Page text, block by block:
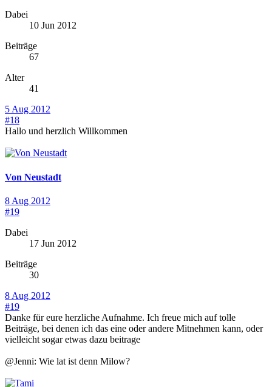
Dabei
10 Jun 2012
Beiträge
67
Alter
41
5 Aug 2012
#18
Hallo und herzlich Willkommen
Von Neustadt
8 Aug 2012
#19
Dabei
17 Jun 2012
Beiträge
30
8 Aug 2012
#19
Danke für eure herzliche Aufnahme. Ich freue mich auf tolle
Beiträge, bei denen ich das eine oder andere Mitnehmen kann, oder
vielleicht sogar etwas dazu beitrage
@Jenni: Wie lat ist denn Milow?